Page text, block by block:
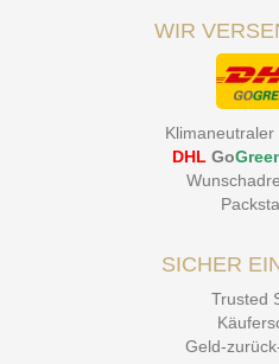
WIR
Klimaneutraler
DHL Go
SICHER
Trusted
Geld-